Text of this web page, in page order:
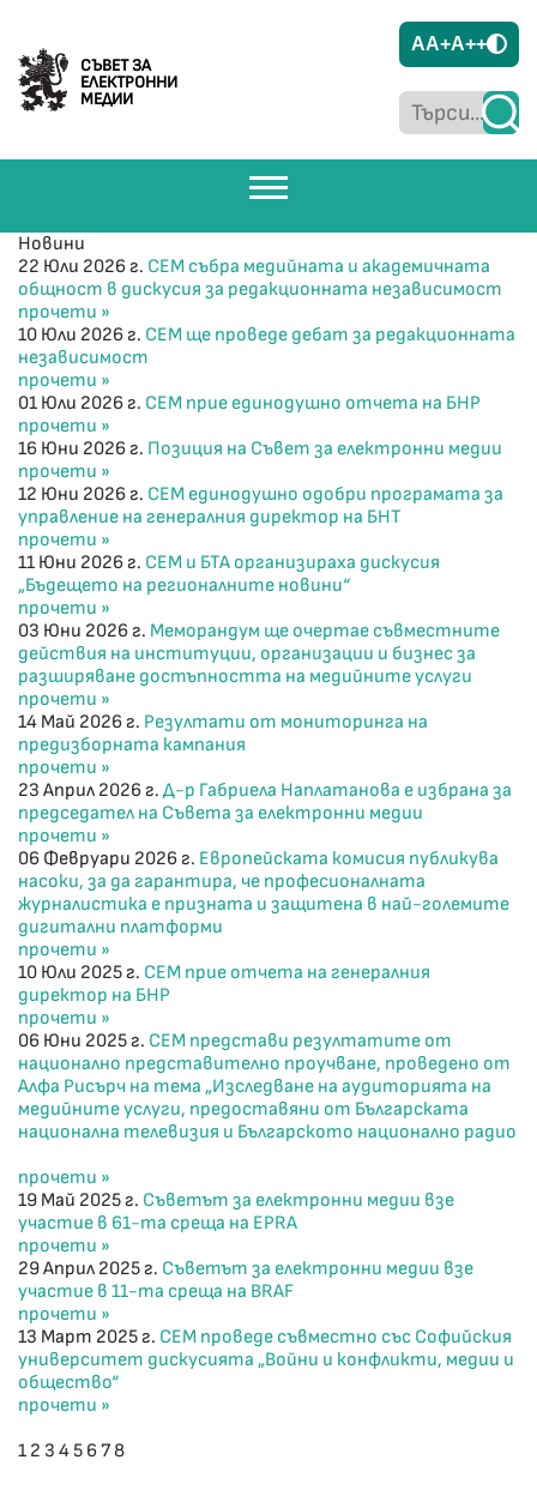
СЪВЕТ ЗА
ЕЛЕКТРОННИ
МЕДИИ
AA+A++
Новини
22 Юли 2026 г. СЕМ събра медийната и академичната
общност в дискусия за редакционната независимост
прочети »
10 Юли 2026 г. СЕМ ще проведе дебат за редакционната
независимост
прочети »
01 Юли 2026 г. СЕМ прие единодушно отчета на БНР
прочети »
16 Юни 2026 г. Позиция на Съвет за електронни медии
прочети »
12 Юни 2026 г. СЕМ единодушно одобри програмата за
управление на генералния директор на БНТ
прочети »
11 Юни 2026 г. СЕМ и БТА организираха дискусия
„Бъдещето на регионалните новини“
прочети »
03 Юни 2026 г. Меморандум ще очертае съвместните
действия на институции, организации и бизнес за
разширяване достъпността на медийните услуги
прочети »
14 Май 2026 г. Резултати от мониторинга на
предизборната кампания
прочети »
23 Април 2026 г. Д-р Габриела Наплатанова е избрана за
председател на Съвета за електронни медии
прочети »
06 Февруари 2026 г. Европейската комисия публикува
насоки, за да гарантира, че професионалната
журналистика е призната и защитена в най-големите
дигитални платформи
прочети »
10 Юли 2025 г. СЕМ прие отчета на генералния
директор на БНР
прочети »
06 Юни 2025 г. СЕМ представи резултатите от
национално представително проучване, проведено от
Алфа Рисърч на тема „Изследване на аудиторията на
медийните услуги, предоставяни от Българската
национална телевизия и Българското национално радио
прочети »
19 Май 2025 г. Съветът за електронни медии взе
участие в 61-та среща на EPRA
прочети »
29 Април 2025 г. Съветът за електронни медии взе
участие в 11-та среща на BRAF
прочети »
13 Март 2025 г. СЕМ проведе съвместно със Софийския
университет дискусията „Войни и конфликти, медии и
общество“
прочети »
1 2 3 45 67 8